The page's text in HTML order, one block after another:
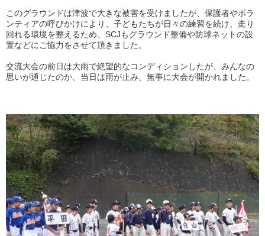
このグラウンドは津波で大きな被害を受けましたが、保護者やボラ
ンティアの呼びかけにより、子どもたちが日々の練習を続け、走り
回れる環境を整えるため、SCJもグラウンド整備や防球ネットの設
置などにご協力をさせて頂きました。
交流大会の前日は大雨で絶望的なコンディションしたが、みんなの
思いが通じたのか、当日は雨が止み、無事に大会が開かれました。